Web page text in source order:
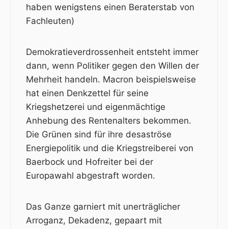
haben wenigstens einen Beraterstab von
Fachleuten)
Demokratieverdrossenheit entsteht immer
dann, wenn Politiker gegen den Willen der
Mehrheit handeln. Macron beispielsweise
hat einen Denkzettel für seine
Kriegshetzerei und eigenmächtige
Anhebung des Rentenalters bekommen.
Die Grünen sind für ihre desaströse
Energiepolitik und die Kriegstreiberei von
Baerbock und Hofreiter bei der
Europawahl abgestraft worden.
Das Ganze garniert mit unerträglicher
Arroganz, Dekadenz, gepaart mit